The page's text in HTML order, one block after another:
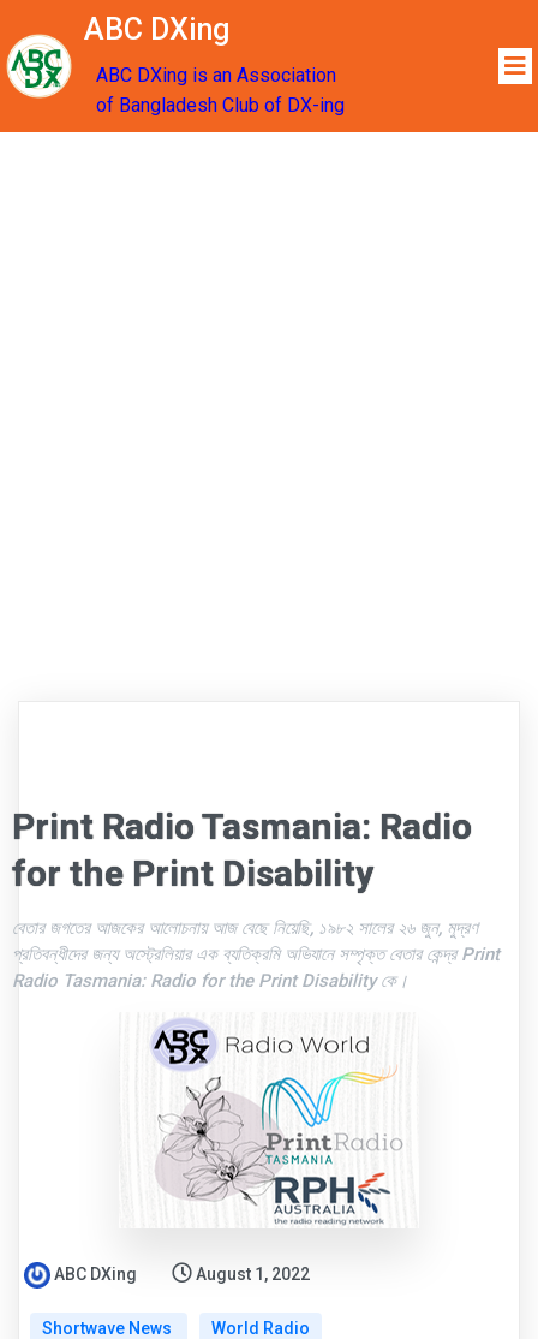
ABC DXing
ABC DXing is an Association
of Bangladesh Club of DX-ing
Print Radio Tasmania: Radio
for the Print Disability
বেতার জগতের আজকের আলোচনায় আজ বেছে নিয়েছি, ১৯৮২ সালের ২৬ জুন, মুদ্রণ
প্রতিবন্ধীদের জন্য অস্ট্রেলিয়ার এক ব্যতিক্রমি অভিযানে সম্পৃক্ত বেতার কেন্দ্র Print
Radio Tasmania: Radio for the Print Disability কে।
ABC DXing August 1, 2022
Shortwave News World Radio